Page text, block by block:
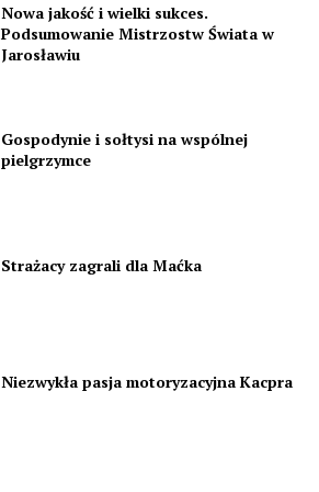
Nowa jakość i wielki sukces.
Podsumowanie Mistrzostw Świata w
Jarosławiu
Gospodynie i sołtysi na wspólnej
pielgrzymce
Strażacy zagrali dla Maćka
Niezwykła pasja motoryzacyjna Kacpra